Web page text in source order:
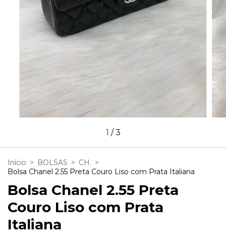
1 /3
Início > BOLSAS > CH. >
Bolsa Chanel 2.55 Preta Couro Liso com Prata Italiana
Bolsa Chanel 2.55 Preta
Couro Liso com Prata
Italiana